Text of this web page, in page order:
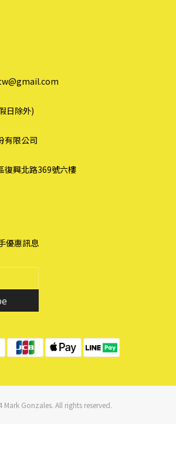
日除外)
有限公司
復興北路369號六樓
優惠訊息
Gonzales. All rights reserved.